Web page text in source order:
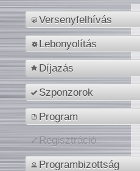
Versenyfelhívás
Lebonyolítás
Díjazás
Szponzorok
Program
Regisztráció
Programbizottság